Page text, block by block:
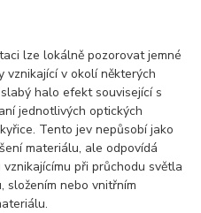
lze lokálně pozorovat jemné
vznikající v okolí některých
halo efekt související s
jednotlivých optických
Tento jev nepůsobí jako
materiálu, ale odpovídá
při průchodu světla
nebo vnitřním